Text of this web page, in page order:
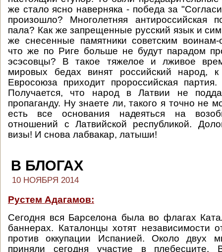
же стало ясно наверняка - победа за
произошло? Многолетняя антироссийская
пала? Как же запрещенные русский язык и
же снесенные памятники советским
что же по Риге больше не будут парадом
эсэсовцы? В такое тяжелое и лживое
мировых бедах винят российский народ,
Евросоюза приходит пророссийская
Получается, что народ в Латвии не
пропаганду. Ну знаете ли, такого я точно не
есть все основания надеяться на
отношений с Латвийской республикой.
визы! И снова лабвакар, латыши!
В БЛОГАХ
10 НОЯБРЯ 2014
Рустем Адагамов:
Сегодня вся Барселона была во флагах
баннерах. Каталонцы хотят независимости
против оккупации Испанией. Около двух
приняли сегодня участие в плебесците.